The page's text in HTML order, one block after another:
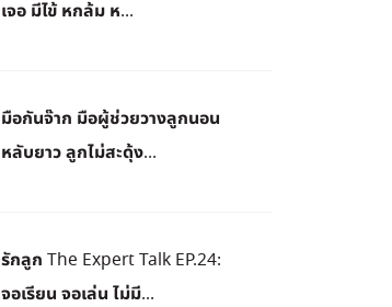
เจอ มีไข้ หกล้ม ห...
มือกันจ๊าก มือผู้ช่วยวางลูกนอน
หลับยาว ลูกไม่สะดุ้ง...
รักลูก The Expert Talk EP.24:
จอเรียน จอเล่น ไม่มี...